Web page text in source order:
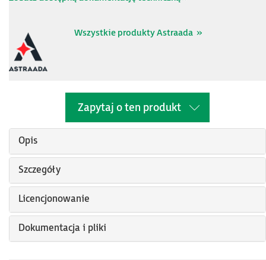
Wszystkie produkty Astraada »
Zapytaj o ten produkt
Opis
Szczegóły
Licencjonowanie
Dokumentacja i pliki